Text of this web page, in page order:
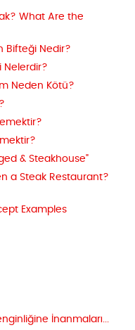
What Are the
Bifteği Nedir?
Nelerdir?
Neden Kötü?
& Steakhouse"
a Steak Restaurant?
Examples
İnanmaları...